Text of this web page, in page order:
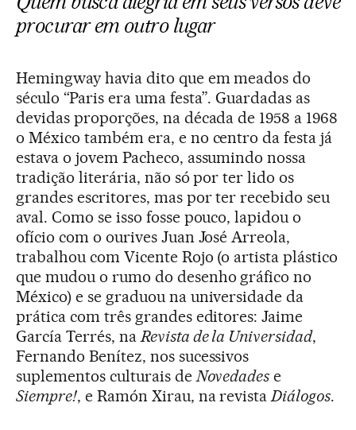
procurar em outro lugar
Hemingway havia dito que em meados do
século “Paris era uma festa”. Guardadas as
devidas proporções, na década de 1958 a 1968
o México também era, e no centro da festa já
estava o jovem Pacheco, assumindo nossa
tradição literária, não só por ter lido os
grandes escritores, mas por ter recebido seu
aval. Como se isso fosse pouco, lapidou o
ofício com o ourives Juan José Arreola,
trabalhou com Vicente Rojo (o artista plástico
que mudou o rumo do desenho gráfico no
México) e se graduou na universidade da
prática com três grandes editores: Jaime
García Terrés, naRevista de la Universidad,
Fernando Benítez, nos sucessivos
suplementos culturais deNovedades e
Siempre!, e Ramón Xirau, na revistaDiálogos.